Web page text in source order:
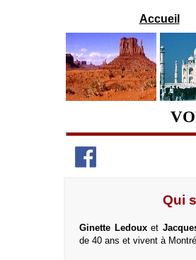
Accueil
Qui
Ginette Ledouxet
de 40 ans et vivent à